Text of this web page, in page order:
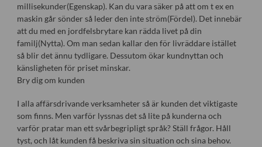
millisekunder(Egenskap). Kan du vara säker på att om t ex en
maskin går sönder så leder den inte ström(Fördel). Det innebär
att du med en jordfelsbrytare kan rädda livet på din
familj(Nytta). Om man sedan kallar den för livräddare istället
så blir det ännu tydligare. Dessutom ökar kundnyttan och
känsligheten för priset minskar.
Bry dig om kunden
I alla affärsdrivande verksamheter så är kunden det viktigaste
som finns. Men varför lyssnas det så lite på kunderna och
varför pratar man ett svårbegripligt språk? Ställ frågor. Håll
tyst, och låt kunden få beskriva sin situation och sina behov.